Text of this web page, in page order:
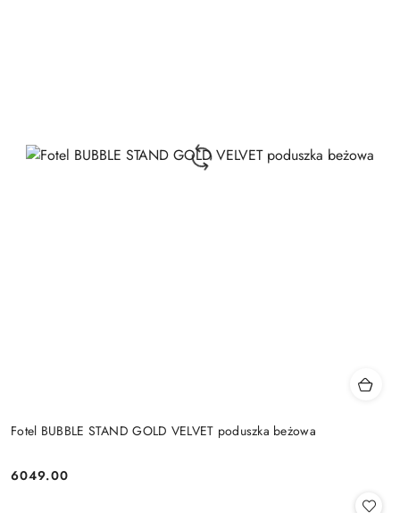
Fotel BUBBLE STAND GOLD VELVET poduszka beżowa
Cena:
6049.00